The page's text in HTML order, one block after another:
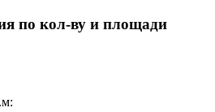
по кол-ву и площади